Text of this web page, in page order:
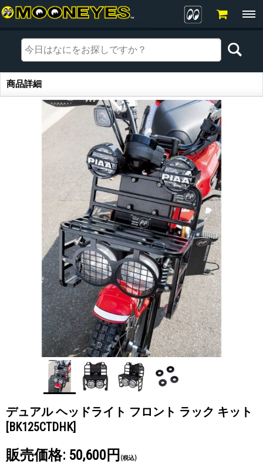
商品詳細
商品詳細
デュアル ヘッドライト フロント ラック キット
[BK125CTDHK]
販売価格: 50,600円 (税込)